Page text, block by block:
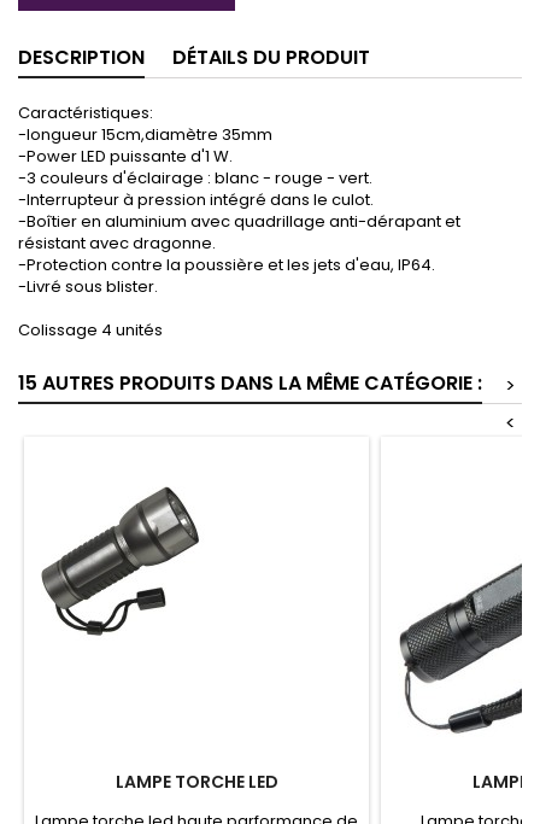
DESCRIPTION DÉTAILS DU PRODUIT
Caractéristiques:
-longueur 15cm,diamètre 35mm
-Power LED puissante d'1 W.
-3 couleurs d'éclairage : blanc - rouge - vert.
-Interrupteur à pression intégré dans le culot.
-Boîtier en aluminium avec quadrillage anti-dérapant et
résistant avec dragonne.
-Protection contre la poussière et les jets d'eau, IP64.
-Livré sous blister.
Colissage 4 unités
15 AUTRES PRODUITS DANS LA MÊME CATÉGORIE :
>
<
LAMPE TORCHE LED LAMPE